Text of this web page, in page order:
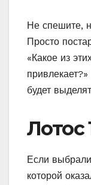
Не спешите,
Просто
«Какое из
будет
Лотос
Если выбрали
которой